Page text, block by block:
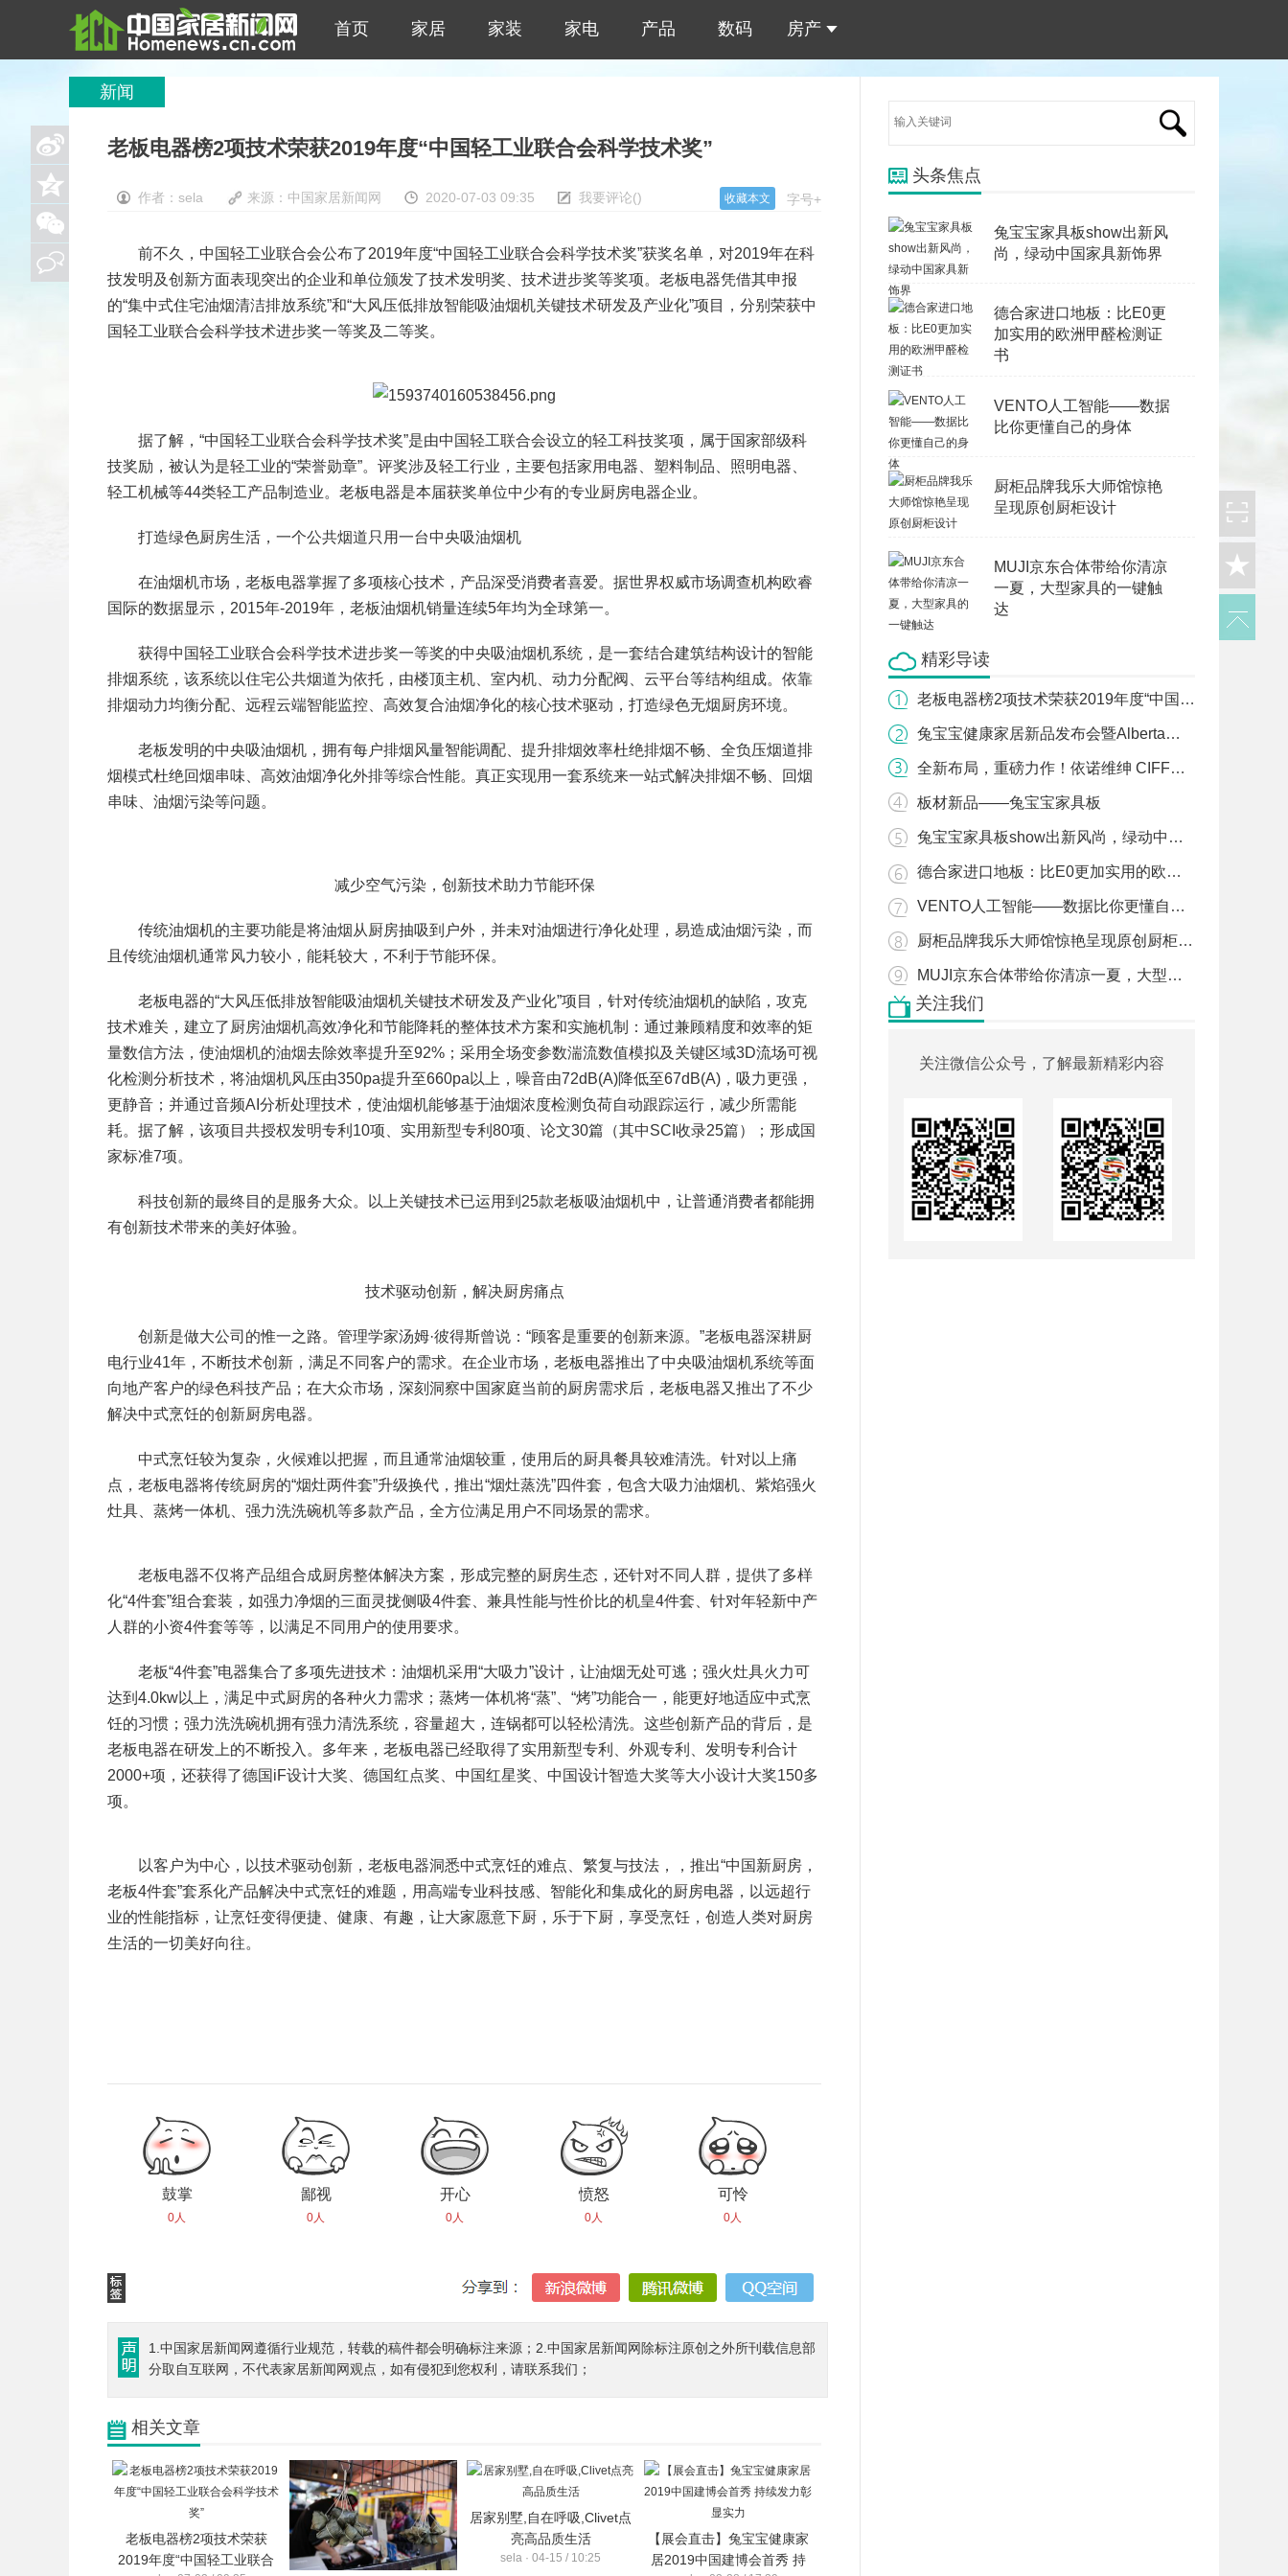
首页 家居 家装 家电 产品 数码 房产
新闻
老板电器榜2项技术荣获2019年度“中国轻工业联合会科学技术奖”
字号+
作者：sela 来源： 中国家居新闻网 2020-07-03 09:35 我要评论() 收藏本文
前不久，中国轻工业联合会公布了2019年度“中国轻工业联合会科学技术奖”获奖名单，对2019年在科
技发明及创新方面表现突出的企业和单位颁发了技术发明奖、技术进步奖等奖项。老板电器凭借其申报
的“集中式住宅油烟清洁排放系统”和“大风压低排放智能吸油烟机关键技术研发及产业化”项目，分别荣获中
国轻工业联合会科学技术进步奖一等奖及二等奖。
据了解，“中国轻工业联合会科学技术奖”是由中国轻工联合会设立的轻工科技奖项，属于国家部级科
技奖励，被认为是轻工业的“荣誉勋章”。评奖涉及轻工行业，主要包括家用电器、塑料制品、照明电器、
轻工机械等44类轻工产品制造业。老板电器是本届获奖单位中少有的专业厨房电器企业。
打造绿色厨房生活，一个公共烟道只用一台中央吸油烟机
在油烟机市场，老板电器掌握了多项核心技术，产品深受消费者喜爱。据世界权威市场调查机构欧睿
国际的数据显示，2015年-2019年，老板油烟机销量连续5年均为全球第一。
获得中国轻工业联合会科学技术进步奖一等奖的中央吸油烟机系统，是一套结合建筑结构设计的智能
排烟系统，该系统以住宅公共烟道为依托，由楼顶主机、室内机、动力分配阀、云平台等结构组成。依靠
排烟动力均衡分配、远程云端智能监控、高效复合油烟净化的核心技术驱动，打造绿色无烟厨房环境。
老板发明的中央吸油烟机，拥有每户排烟风量智能调配、提升排烟效率杜绝排烟不畅、全负压烟道排
烟模式杜绝回烟串味、高效油烟净化外排等综合性能。真正实现用一套系统来一站式解决排烟不畅、回烟
串味、油烟污染等问题。
减少空气污染，创新技术助力节能环保
传统油烟机的主要功能是将油烟从厨房抽吸到户外，并未对油烟进行净化处理，易造成油烟污染，而
且传统油烟机通常风力较小，能耗较大，不利于节能环保。
老板电器的“大风压低排放智能吸油烟机关键技术研发及产业化”项目，针对传统油烟机的缺陷，攻克
技术难关，建立了厨房油烟机高效净化和节能降耗的整体技术方案和实施机制：通过兼顾精度和效率的矩
量数信方法，使油烟机的油烟去除效率提升至92%；采用全场变参数湍流数值模拟及关键区域3D流场可视
化检测分析技术，将油烟机风压由350pa提升至660pa以上，噪音由72dB(A)降低至67dB(A)，吸力更强，
更静音；并通过音频AI分析处理技术，使油烟机能够基于油烟浓度检测负荷自动跟踪运行，减少所需能
耗。据了解，该项目共授权发明专利10项、实用新型专利80项、论文30篇（其中SCI收录25篇）；形成国
家标准7项。
科技创新的最终目的是服务大众。以上关键技术已运用到25款老板吸油烟机中，让普通消费者都能拥
有创新技术带来的美好体验。
技术驱动创新，解决厨房痛点
创新是做大公司的惟一之路。管理学家汤姆·彼得斯曾说：“顾客是重要的创新来源。”老板电器深耕厨
电行业41年，不断技术创新，满足不同客户的需求。在企业市场，老板电器推出了中央吸油烟机系统等面
向地产客户的绿色科技产品；在大众市场，深刻洞察中国家庭当前的厨房需求后，老板电器又推出了不少
解决中式烹饪的创新厨房电器。
中式烹饪较为复杂，火候难以把握，而且通常油烟较重，使用后的厨具餐具较难清洗。针对以上痛
点，老板电器将传统厨房的“烟灶两件套”升级换代，推出“烟灶蒸洗”四件套，包含大吸力油烟机、紫焰强火
灶具、蒸烤一体机、强力洗洗碗机等多款产品，全方位满足用户不同场景的需求。
老板电器不仅将产品组合成厨房整体解决方案，形成完整的厨房生态，还针对不同人群，提供了多样
化“4件套”组合套装，如强力净烟的三面灵拢侧吸4件套、兼具性能与性价比的机皇4件套、针对年轻新中产
人群的小资4件套等等，以满足不同用户的使用要求。
老板“4件套”电器集合了多项先进技术：油烟机采用“大吸力”设计，让油烟无处可逃；强火灶具火力可
达到4.0kw以上，满足中式厨房的各种火力需求；蒸烤一体机将“蒸”、“烤”功能合一，能更好地适应中式烹
饪的习惯；强力洗洗碗机拥有强力清洗系统，容量超大，连锅都可以轻松清洗。这些创新产品的背后，是
老板电器在研发上的不断投入。多年来，老板电器已经取得了实用新型专利、外观专利、发明专利合计
2000+项，还获得了德国iF设计大奖、德国红点奖、中国红星奖、中国设计智造大奖等大小设计大奖150多
项。
以客户为中心，以技术驱动创新，老板电器洞悉中式烹饪的难点、繁复与技法，，推出“中国新厨房，
老板4件套”套系化产品解决中式烹饪的难题，用高端专业科技感、智能化和集成化的厨房电器，以远超行
业的性能指标，让烹饪变得便捷、健康、有趣，让大家愿意下厨，乐于下厨，享受烹饪，创造人类对厨房
生活的一切美好向往。
鼓掌
0人
鄙视
0人
开心
0人
愤怒
0人
可怜
0人
1.中国家居新闻网遵循行业规范，转载的稿件都会明确标注来源；2.中国家居新闻网除标注原创之外所刊载信息部
分取自互联网，不代表家居新闻网观点，如有侵犯到您权利，请联系我们；
相关文章
老板电器榜2项技术荣获
2019年度“中国轻工业联合
居家别墅,自在呼吸,Clivet点
亮高品质生活
sela · 04-15 / 10:25
【展会直击】兔宝宝健康家
居2019中国建博会首秀 持
头条焦点
兔宝宝家具板show出新风
尚，绿动中国家具新饰界
德合家进口地板：比E0更
加实用的欧洲甲醛检测证
书
VENTO人工智能——数据
比你更懂自己的身体
厨柜品牌我乐大师馆惊艳
呈现原创厨柜设计
MUJI京东合体带给你清凉
一夏，大型家具的一键触
达
精彩导读
老板电器榜2项技术荣获2019年度“中国轻工业联合会科学技术奖”
兔宝宝健康家居新品发布会暨Alberta杯设计大赛圆满举办
全新布局，重磅力作！依诺维绅 CIFF（广州）开启新财富商机
板材新品——兔宝宝家具板
兔宝宝家具板show出新风尚，绿动中国家具新饰界
德合家进口地板：比E0更加实用的欧洲甲醛检测证书
VENTO人工智能——数据比你更懂自己的身体
厨柜品牌我乐大师馆惊艳呈现原创厨柜设计
MUJI京东合体带给你清凉一夏，大型家具的一键触达
关注我们
关注微信公众号，了解最新精彩内容
扫二维码
返回顶部